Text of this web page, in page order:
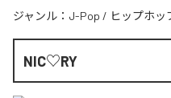
ジャンル： J-Pop / ヒップホ
NIC♡RY